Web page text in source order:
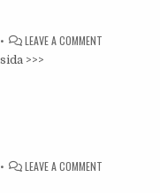
LEAVE A COMMENTON
>>>
LEAVE A COMMENTON